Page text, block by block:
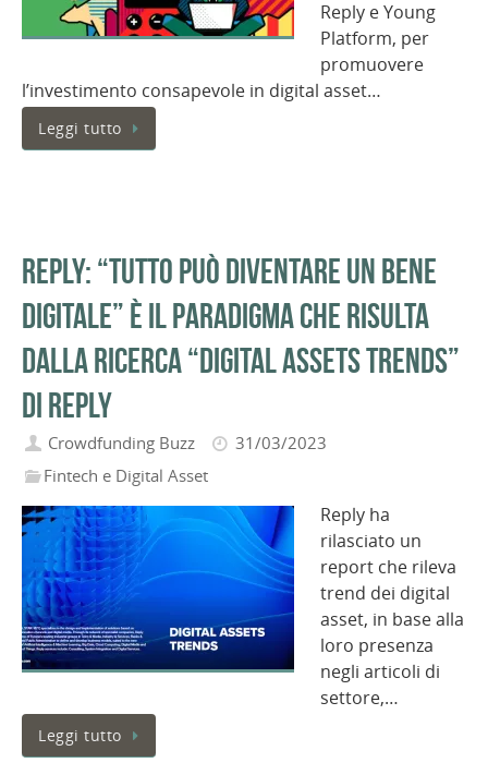
Reply e Young
Platform, per
promuovere
l’investimento consapevole in digital asset…
Leggi tutto
REPLY: “Tutto può diventare un bene
digitale” è il paradigma che risulta
dalla ricerca “Digital Assets Trends”
di Reply
Crowdfunding Buzz
31/03/2023
Fintech e Digital Asset
Reply ha
rilasciato un
report che rileva
trend dei digital
asset, in base alla
loro presenza
negli articoli di
settore,…
Leggi tutto